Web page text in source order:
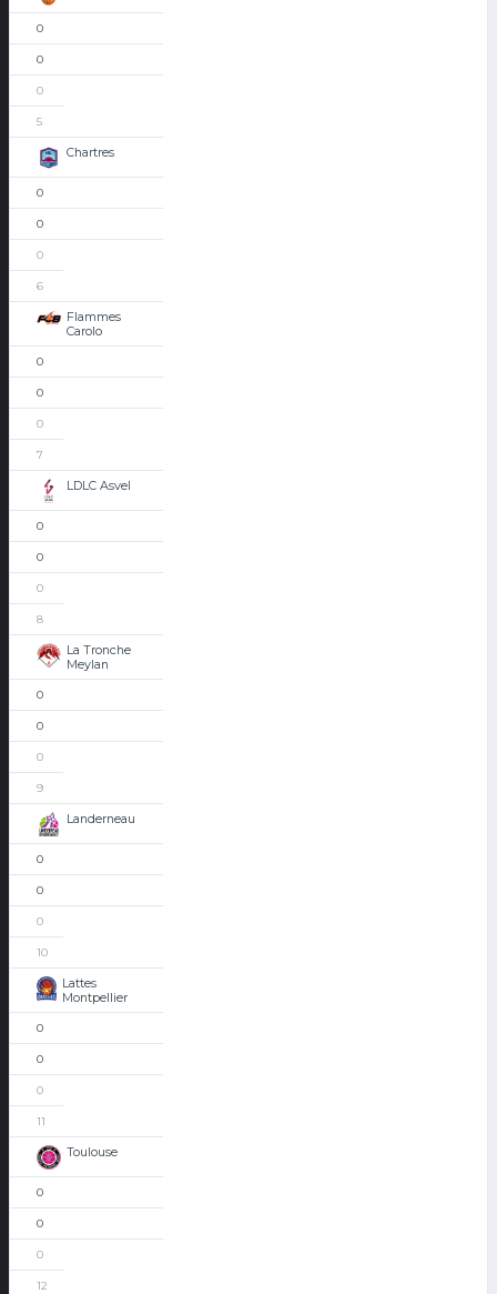
0
0
0
5
Chartres
0
0
0
6
Flammes
Carolo
0
0
0
7
LDLC Asvel
0
0
0
8
La Tronche
Meylan
0
0
0
9
Landerneau
0
0
0
10
Lattes
Montpellier
0
0
0
11
Toulouse
0
0
0
12